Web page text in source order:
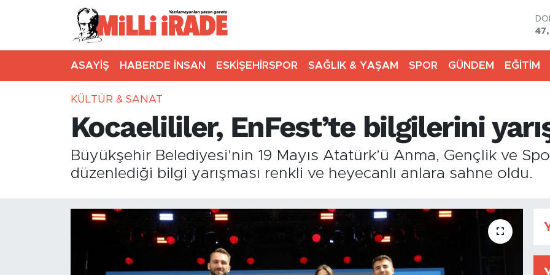
ASAYİŞ HABERDE İNSAN ESKİŞEHİRSPOR SAĞLIK & YAŞAM SPOR GÜNDEM EĞİTİM
KÜLTÜR & SANAT
Kocaelililer, EnFest’te bilgilerini
Büyükşehir Belediyesi’nin 19 Mayıs Atatürk’ü Anma, Gençlik ve
düzenlediği bilgi yarışması renkli ve heyecanlı anlara sahne oldu.